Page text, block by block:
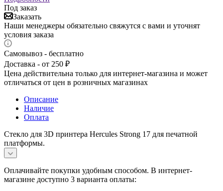
Под заказ
Заказать
Наши менеджеры обязательно свяжутся с вами и уточнят
условия заказа
Самовывоз - бесплатно
Доставка - от 250 ₽
Цена действительна только для интернет-магазина и может
отличаться от цен в розничных магазинах
Описание
Наличие
Оплата
Стекло для 3D принтера Hercules Strong 17 для печатной
платформы.
Оплачивайте покупки удобным способом. В интернет-
магазине доступно 3 варианта оплаты: